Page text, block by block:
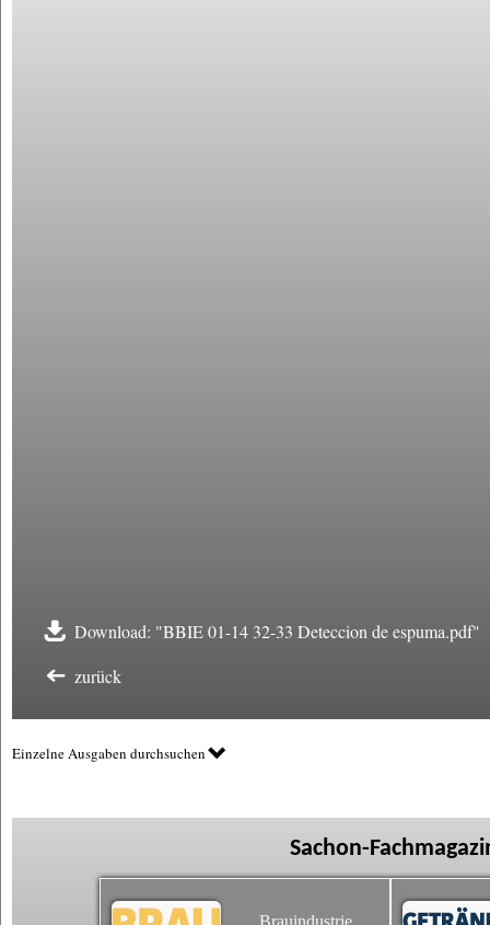
Download: "BBIE 01-14 32-33 Deteccion de espuma.pdf"
zurück
Einzelne Ausgaben durchsuchen
Sachon-
Brauindustrie